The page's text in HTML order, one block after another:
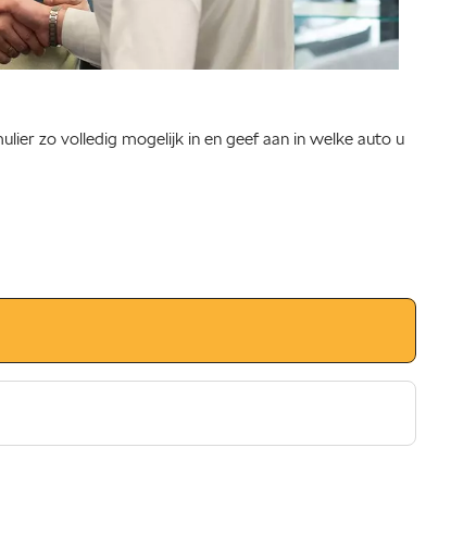
zo volledig mogelijk in en geef aan in welke auto u